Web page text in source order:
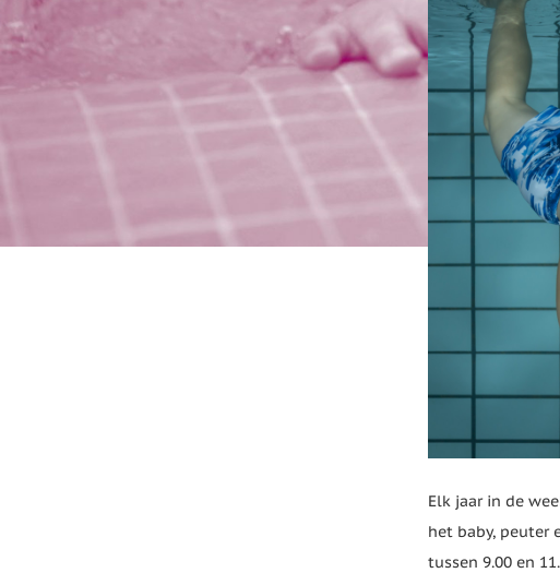
Elk jaar in de
het baby, peuter
tussen 9.00 en